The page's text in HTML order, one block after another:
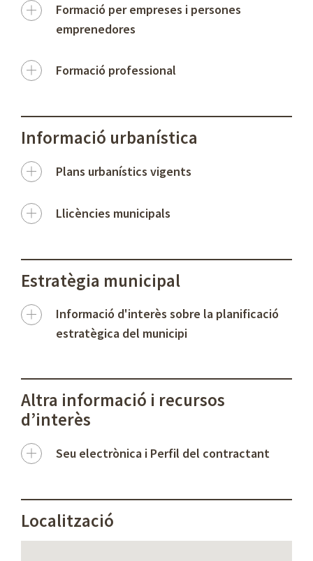
Formació per empreses i persones
emprenedores
Formació professional
Informació urbanística
Plans urbanístics vigents
Llicències municipals
Estratègia municipal
Informació d'interès sobre la planificació
estratègica del municipi
Altra informació i recursos
d’interès
Seu electrònica i Perfil del contractant
Localització